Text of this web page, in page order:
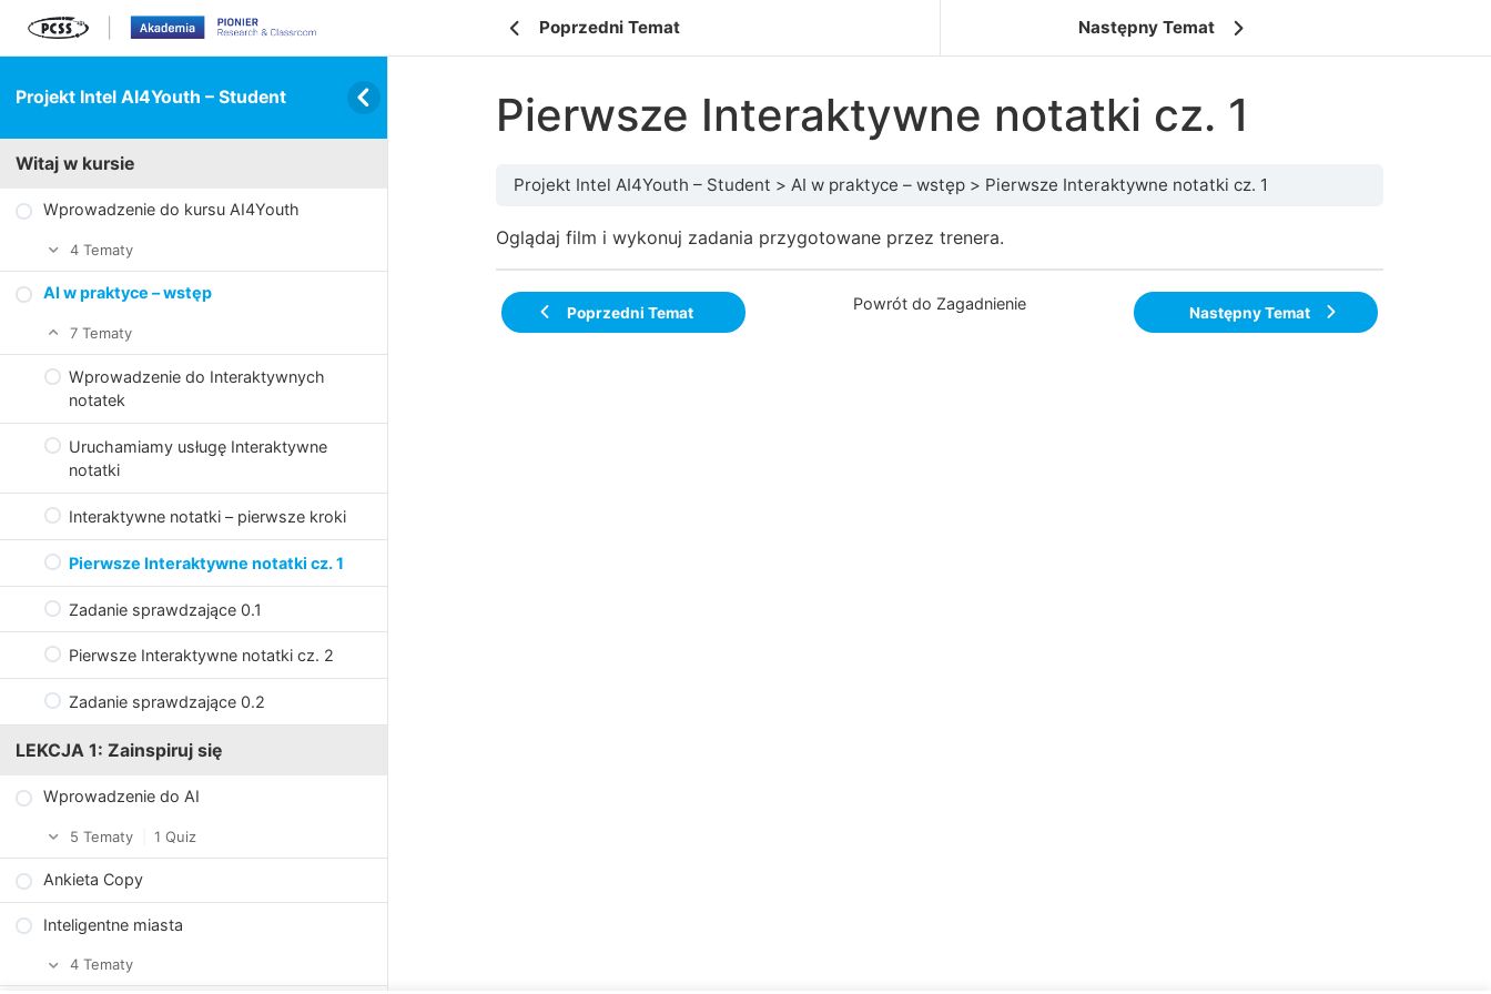
Projekt Intel AI4Youth – Student
Witaj w kursie
Wprowadzenie do kursu AI4Youth
4 Tematy
O projekcie Intel AI4Y
Kursowa logistyka
Platforma Academy i inne narzędzia
AI w praktyce – wstęp
7 Tematy
Wprowadzenie do Interaktywnych
notatek
Uruchamiamy usługę Interaktywne
notatki
Interaktywne notatki – pierwsze kroki
Pierwsze Interaktywne notatki cz. 1
Zadanie sprawdzające 0.1
Pierwsze Interaktywne notatki cz. 2
Zadanie sprawdzające 0.2
LEKCJA 1: Zainspiruj się
Wprowadzenie do AI
5 Tematy 1 Quiz
Kilka słów o AI
Quiz – co wiesz o AI?
Trzy obszary AI
Ankieta Copy
Inteligentne miasta
4 Tematy
Poprzedni Temat Następny Temat
Pierwsze Interaktywne notatki cz. 1
Projekt Intel AI4Youth – Student AI w praktyce – wstęp Pierwsze Interaktywne notatki cz. 1
Oglądaj film i wykonuj zadania przygotowane przez trenera.
Poprzedni Temat Powrót do Zagadnienie Następny Temat